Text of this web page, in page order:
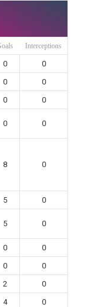
Interceptions
0
0
0
0
0 0
0 0
8 0
5 0
5 0
0
0
0
0
2
0
4 0